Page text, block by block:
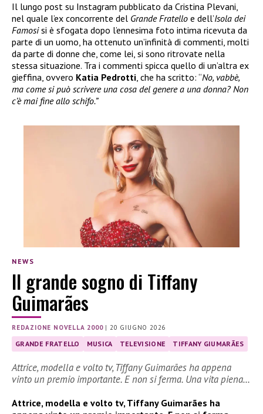
Il lungo post su Instagram pubblicato da Cristina Plevani,
nel quale l’ex concorrente del Grande Fratello e dell’Isola dei
Famosisi è sfogata dopo l’ennesima foto intima ricevuta da
parte di un uomo, ha ottenuto un’infinità di commenti, molti
da parte di donne che, come lei, si sono ritrovate nella
stessa situazione. Tra i commenti spicca quello di un’altra ex
gieffina, ovvero Katia Pedrotti, che ha scritto: “No, vabbè,
ma come si può scrivere una cosa del genere a una donna? Non
c’è mai fine allo schifo.”
NEWS
Il grande sogno di Tiffany
Guimarães
REDAZIONE NOVELLA 2000|20 GIUGNO 2026
GRANDE FRATELLO MUSICA TELEVISIONE TIFFANY GIUMARÃES
Attrice, modella e volto tv, Tiffany Guimarães ha appena
vinto un premio importante. E non si ferma. Una vita piena…
Attrice, modella e volto tv, Tiffany Guimarães ha